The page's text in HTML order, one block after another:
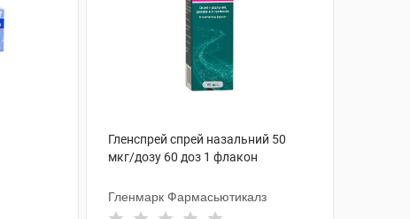
Гленспрей спрей назальний 50
мкг/дозу 60 доз 1 флакон
Гленмарк Фармасьютикалз